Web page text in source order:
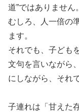
道”ではありません。
むしろ、人一倍の
ます。
それでも、子ども
文句を言いながら
にしながら、それ
子連れは「甘えた